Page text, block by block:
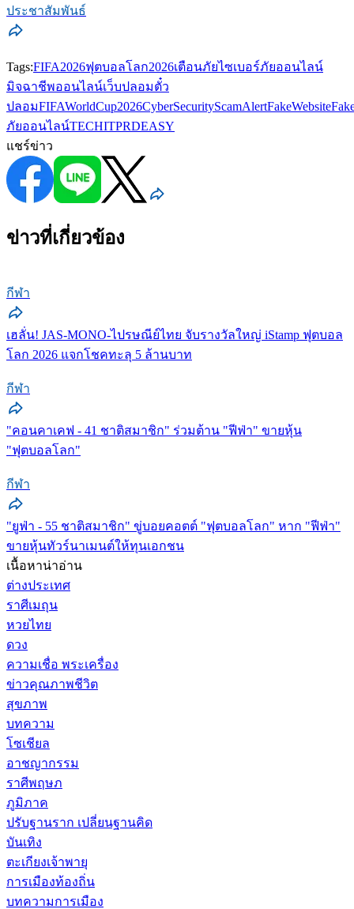
ประชาสัมพันธ์
Tags:FIFA2026ฟุตบอลโลก2026เตือนภัยไซเบอร์ภัยออนไลน์
มิจฉาชีพออนไลน์เว็บปลอมตั๋ว
ปลอมFIFAWorldCup2026CyberSecurityScamAlertFakeWebsite
ภัยออนไลน์TECHITPRDEASY
แชร์ข่าว
ข่าวที่เกี่ยวข้อง
กีฬา
เฮลั่น! JAS-MONO-ไปรษณีย์ไทย จับรางวัลใหญ่ iStamp ฟุตบอล
โลก 2026 แจกโชคทะลุ 5 ล้านบาท
กีฬา
"คอนคาเคฟ - 41 ชาติสมาชิก" ร่วมต้าน "ฟีฟ่า" ขายหุ้น
"ฟุตบอลโลก"
กีฬา
"ยูฟ่า - 55 ชาติสมาชิก" ขู่บอยคอตต์ "ฟุตบอลโลก" หาก "ฟีฟ่า"
ขายหุ้นทัวร์นาเมนต์ให้ทุนเอกชน
เนื้อหาน่าอ่าน
ต่างประเทศ
ราศีเมถุน
หวยไทย
ดวง
ความเชื่อ พระเครื่อง
ข่าวคุณภาพชีวิต
สุขภาพ
บทความ
โซเชียล
อาชญากรรม
ราศีพฤษภ
ภูมิภาค
ปรับฐานราก เปลี่ยนฐานคิด
บันเทิง
ตะเกียงเจ้าพายุ
การเมืองท้องถิ่น
บทความการเมือง